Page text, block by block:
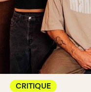
CRITIQUE